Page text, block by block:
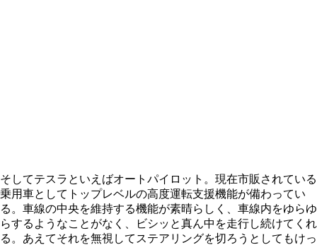
そしてテスラといえばオートパイロット。現在市販されている
乗用車としてトップレベルの高度運転支援機能が備わってい
る。車線の中央を維持する機能が素晴らしく、車線内をゆらゆ
らするようなことがなく、ビシッと真ん中を走行し続けてくれ
る。あえてそれを無視してステアリングを切ろうとしてもけっ